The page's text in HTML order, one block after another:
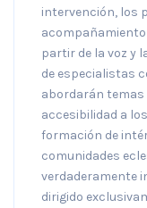
intervención, los
acompañamiento
partir de la voz y
de especialistas
abordarán
accesibilidad a
formación de
comunidades
verdaderamente
dirigido